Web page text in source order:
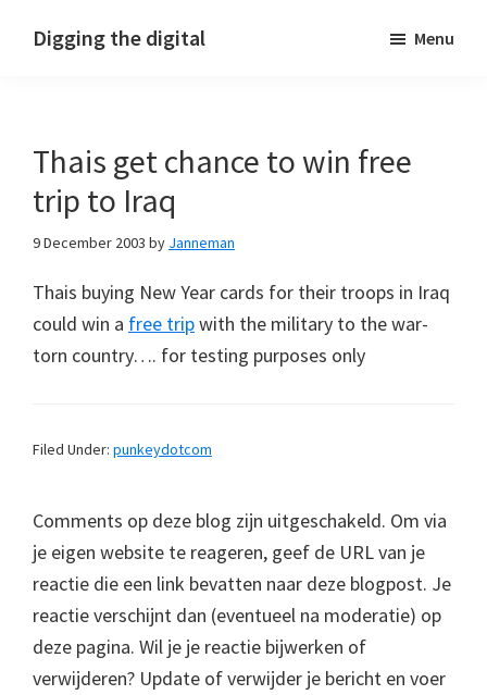
Digging the digital Menu
Thais get chance to win free
trip to Iraq
9 December 2003 by Janneman
Thais buying New Year cards for their troops in Iraq
could win a free tripwith the military to the war-
torn country…. for testing purposes only
Filed Under: punkeydotcom
Comments op deze blog zijn uitgeschakeld. Om via
je eigen website te reageren, geef de URL van je
reactie die een link bevatten naar deze blogpost. Je
reactie verschijnt dan (eventueel na moderatie) op
deze pagina. Wil je je reactie bijwerken of
verwijderen? Update of verwijder je bericht en voer